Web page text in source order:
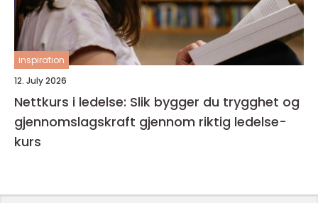
inspiration
12. July 2026
Nettkurs i ledelse: Slik bygger du trygghet og
gjennomslagskraft gjennom riktig ledelse-
kurs